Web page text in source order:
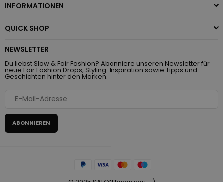
INFORMATIONEN
QUICK SHOP
NEWSLETTER
Du liebst Slow & Fair Fashion? Abonniere unseren Newsletter für
neue Fair Fashion Drops, Styling-Inspiration sowie Tipps und
Geschichten hinter den Marken.
ABONNIEREN